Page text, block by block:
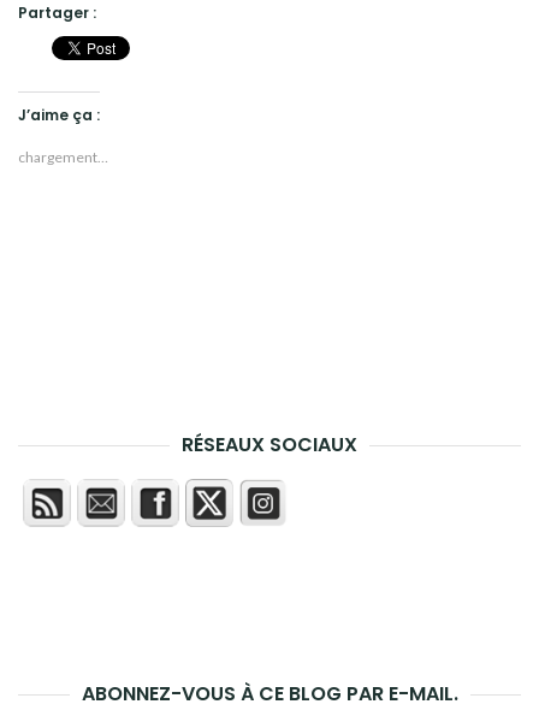
Partager :
J’aime ça :
chargement…
RÉSEAUX SOCIAUX
ABONNEZ-VOUS À CE BLOG PAR E-MAIL.